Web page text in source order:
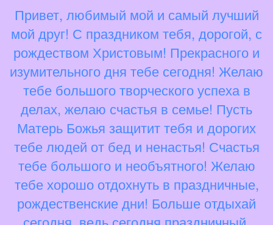
Привет, любимый мой и самый лучший
мой друг! С праздником тебя, дорогой, с
рождеством Христовым! Прекрасного и
изумительного дня тебе сегодня! Желаю
тебе большого творческого успеха в
делах, желаю счастья в семье! Пусть
Матерь Божья защитит тебя и дорогих
тебе людей от бед и ненастья! Счастья
тебе большого и необъятного! Желаю
тебе хорошо отдохнуть в праздничные,
рождественские дни! Больше отдыхай